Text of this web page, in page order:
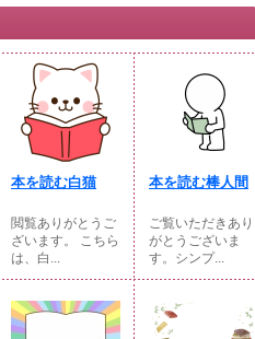
本を読む白猫
閲覧ありがとうご
ざいます。 こちら
は、白...
本を読む棒人間
ご覧いただきあり
がとうございま
す。シンプ...